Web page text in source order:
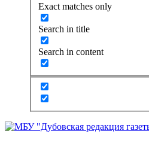
Exact matches only
Search in title
Search in content